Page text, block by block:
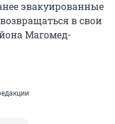
эвакуированные
в свои
Магомед-